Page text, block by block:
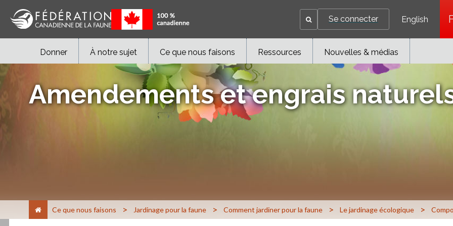
Se connecter English
Donner À notre sujet Ce que nous faisons Ressources Nouvelles & médias
Amendements et engrais
Ce que nous faisons > Jardinage pour la faune > Comment jardiner pour la faune > Le jardinage écologique >